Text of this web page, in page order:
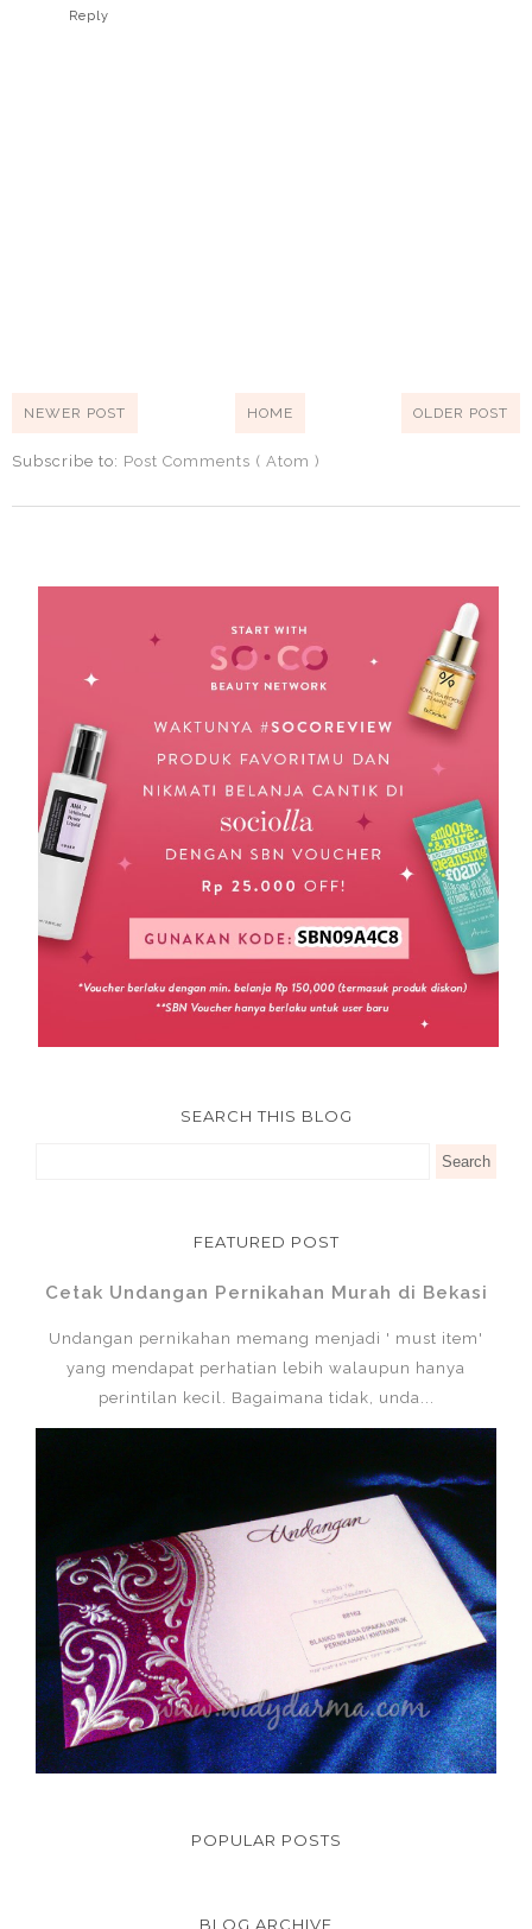
Reply
NEWER POST OLDER POST
HOME
Subscribe to: Post Comments ( Atom )
SEARCH THIS BLOG
FEATURED POST
Cetak Undangan Pernikahan Murah di Bekasi
Undangan pernikahan memang menjadi ' must item'
yang mendapat perhatian lebih walaupun hanya
perintilan kecil. Bagaimana tidak, unda...
POPULAR POSTS
BLOG ARCHIVE